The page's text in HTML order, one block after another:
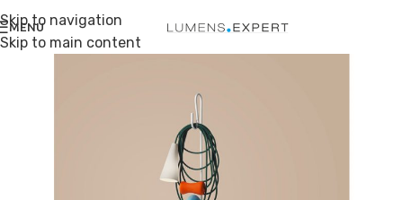
Skip to navigation
Skip to main content
MENU